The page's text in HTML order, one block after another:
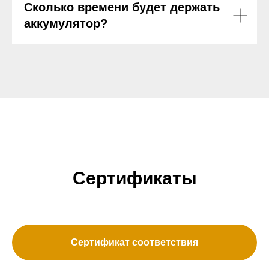
Сколько времени будет держать
аккумулятор?
Сертификаты
Сертификат соответствия